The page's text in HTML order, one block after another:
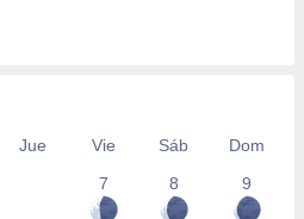
Jue Vie Sáb
Dom
7
8 9